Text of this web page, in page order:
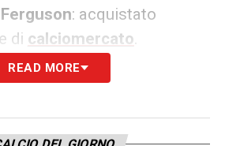
: acquistato
di calciomercato
LA SITUAZIONE DI
READ MORE